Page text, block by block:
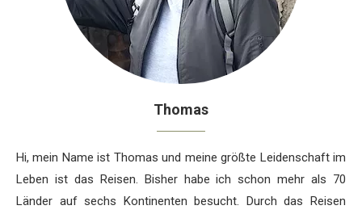
Thomas
Hi, mein Name ist Thomas und meine größte Leidenschaft im
Leben ist das Reisen. Bisher habe ich schon mehr als 70
Länder auf sechs Kontinenten besucht. Durch das Reisen